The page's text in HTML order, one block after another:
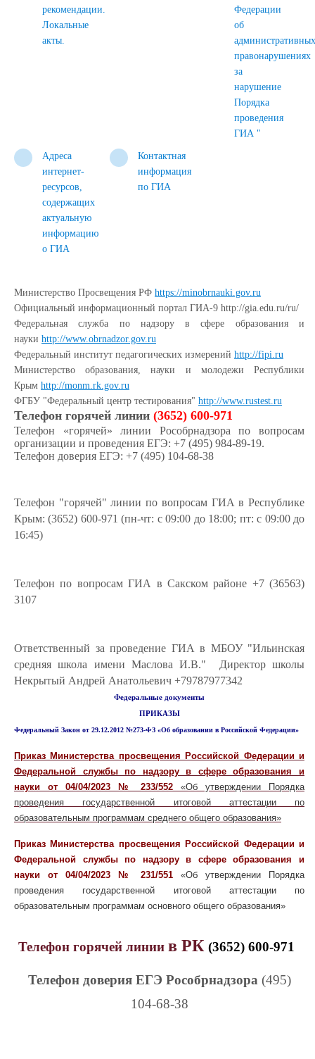
рекомендации.
Локальные
акты.
Федерации
об
административных
правонарушениях
за
нарушение
Порядка
проведения
ГИА "
Адреса
интернет-
ресурсов,
содержащих
актуальную
информацию
о ГИА
Контактная
информация
по ГИА
Министерство Просвещения РФ https://minobrnauki.gov.ru
Официальный информационный портал ГИА-9 http://gia.edu.ru/ru/
Федеральная служба по надзору в сфере образования и
науки http://www.obrnadzor.gov.ru
Федеральный институт педагогических измерений http://fipi.ru
Министерство образования, науки и молодежи Республики
Крым http://monm.rk.gov.ru
ФГБУ "Федеральный центр тестирования" http://www.rustest.ru
Телефон горячей линии (3652) 600-971
Телефон «горячей» линии Рособрнадзора по вопросам
организации и проведения ЕГЭ: +7 (495) 984-89-19.
Телефон доверия ЕГЭ: +7 (495) 104-68-38
Телефон "горячей" линии по вопросам ГИА в Республике
Крым: (3652) 600-971 (пн-чт: с 09:00 до 18:00; пт: с 09:00 до
16:45)
Телефон по вопросам ГИА в Сакском районе +7 (36563)
3107
Ответственный за проведение ГИА в МБОУ "Ильинская
средняя школа имени Маслова И.В." Директор школы
Некрытый Андрей Анатольевич +79787977342
Федеральные документы
ПРИКАЗЫ
Федеральный Закон от 29.12.2012 №273-ФЗ «Об образовании в Российской Федерации»
Приказ Министерства просвещения Российской Федерации и
Федеральной службы по надзору в сфере образования и
науки от 04/04/2023 № 233/552 «Об утверждении Порядка
проведения государственной итоговой аттестации по
образовательным программам среднего общего образования»
Приказ Министерства просвещения Российской Федерации и
Федеральной службы по надзору в сфере образования и
науки от 04/04/2023 № 231/551 «Об утверждении Порядка
проведения государственной итоговой аттестации по
образовательным программам основного общего образования»
Телефон горячей линии в РК (3652) 600-971
Телефон доверия ЕГЭ Рособрнадзора (495)
104-68-38